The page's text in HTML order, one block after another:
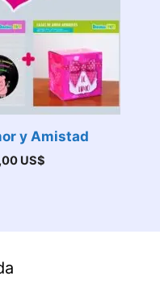
y Amistad
US$